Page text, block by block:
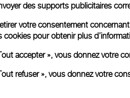
du design et les matériaux
de bronze et de verre
la Maison, à l'image des
connaître les coordonnées de
des supports publicitaires
votre consentement
cookies pour obtenir plus
accepter », vous donnez votre
refuser », vous donnez votre